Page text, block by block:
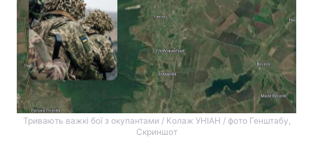
Тривають важкі бої з окупантами / Колаж УНІАН / фото Генштабу,
Скриншот